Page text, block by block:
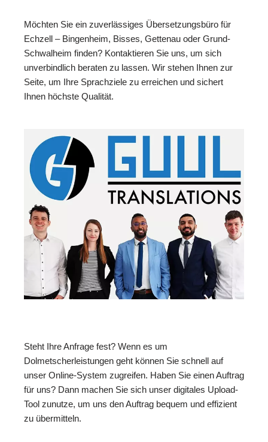
Möchten Sie ein zuverlässiges Übersetzungsbüro für
Echzell – Bingenheim, Bisses, Gettenau oder Grund-
Schwalheim finden? Kontaktieren Sie uns, um sich
unverbindlich beraten zu lassen. Wir stehen Ihnen zur
Seite, um Ihre Sprachziele zu erreichen und sichert
Ihnen höchste Qualität.
Steht Ihre Anfrage fest? Wenn es um
Dolmetscherleistungen geht können Sie schnell auf
unser Online-System zugreifen. Haben Sie einen Auftrag
für uns? Dann machen Sie sich unser digitales Upload-
Tool zunutze, um uns den Auftrag bequem und effizient
zu übermitteln.